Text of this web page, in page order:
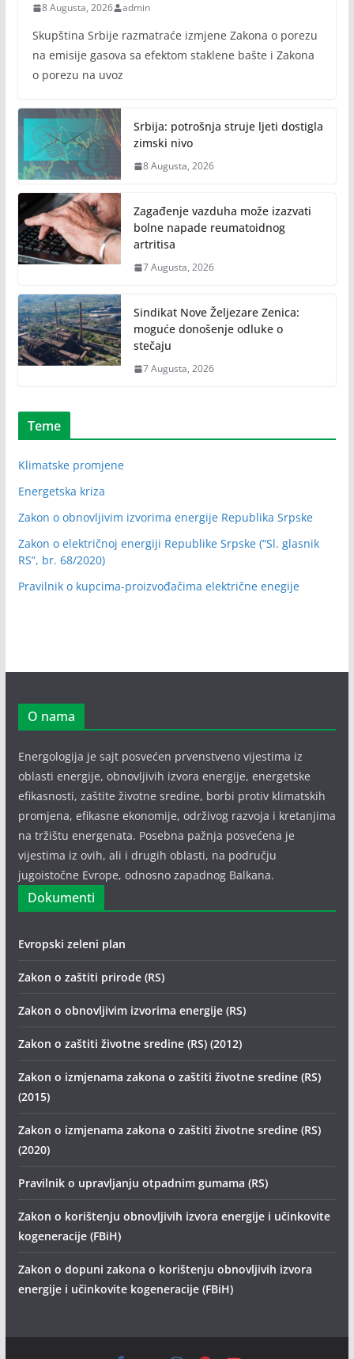
8 Augusta, 2026 admin
Skupština Srbije razmatraće izmjene Zakona o porezu
na emisije gasova sa efektom staklene bašte i Zakona
o porezu na uvoz
Srbija: potrošnja struje ljeti dostigla
zimski nivo
8 Augusta, 2026
Zagađenje vazduha može izazvati
bolne napade reumatoidnog
artritisa
7 Augusta, 2026
Sindikat Nove Željezare Zenica:
moguće donošenje odluke o
stečaju
7 Augusta, 2026
Teme
Klimatske promjene
Energetska kriza
Zakon o obnovljivim izvorima energije Republika Srpske
Zakon o električnoj energiji Republike Srpske (“Sl. glasnik
RS”, br. 68/2020)
Pravilnik o kupcima-proizvođačima električne enegije
O nama
Energologija je sajt posvećen prvenstveno vijestima iz
oblasti energije, obnovljivih izvora energije, energetske
efikasnosti, zaštite životne sredine, borbi protiv klimatskih
promjena, efikasne ekonomije, održivog razvoja i kretanjima
na tržištu energenata. Posebna pažnja posvećena je
vijestima iz ovih, ali i drugih oblasti, na području
jugoistočne Evrope, odnosno zapadnog Balkana.
Dokumenti
Evropski zeleni plan
Zakon o zaštiti prirode (RS)
Zakon o obnovljivim izvorima energije (RS)
Zakon o zaštiti životne sredine (RS) (2012)
Zakon o izmjenama zakona o zaštiti životne sredine (RS)
(2015)
Zakon o izmjenama zakona o zaštiti životne sredine (RS)
(2020)
Pravilnik o upravljanju otpadnim gumama (RS)
Zakon o korištenju obnovljivih izvora energije i učinkovite
kogeneracije (FBiH)
Zakon o dopuni zakona o korištenju obnovljivih izvora
energije i učinkovite kogeneracije (FBiH)